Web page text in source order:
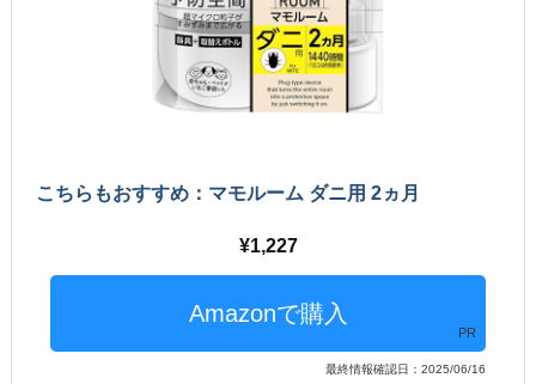
こちらもおすすめ：マモルーム ダニ用 2ヵ月
1,227
PR
最終情報確認日：2025/06/16